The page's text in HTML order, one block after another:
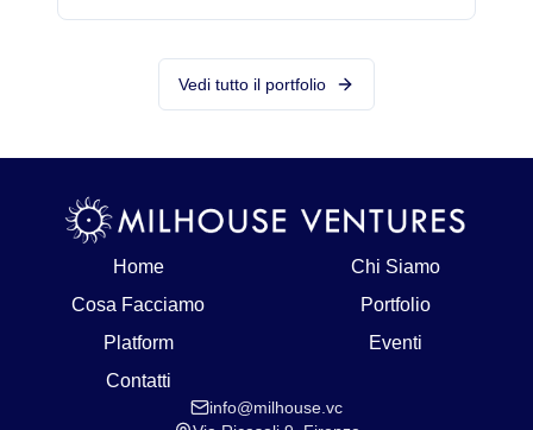
Vedi tutto il portfolio
Home
Chi Siamo
Cosa Facciamo
Portfolio
Platform
Eventi
Contatti
info@milhouse.vc